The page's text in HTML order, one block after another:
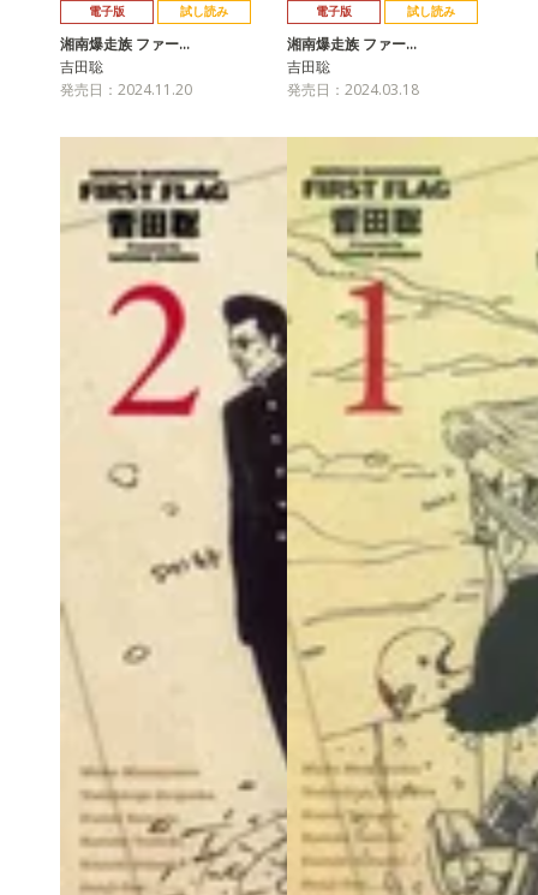
電子版 試し読み
湘南爆走族 ファー…
吉田聡
発売日：2024.11.20
電子版 試し読み
湘南爆走族 ファー…
吉田聡
発売日：2024.03.18